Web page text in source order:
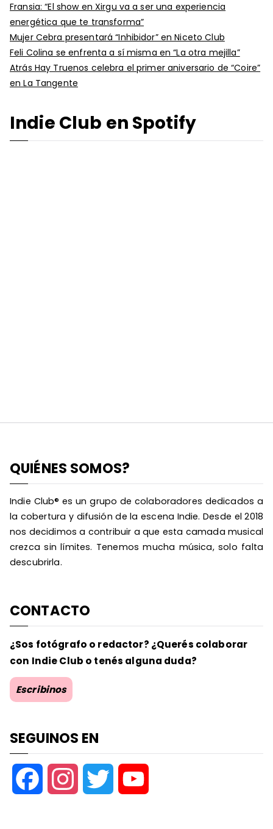
Fransia: “El show en Xirgu va a ser una experiencia
energética que te transforma”
Mujer Cebra presentará “Inhibidor” en Niceto Club
Feli Colina se enfrenta a sí misma en “La otra mejilla”
Atrás Hay Truenos celebra el primer aniversario de “Coire”
en La Tangente
Indie Club en Spotify
QUIÉNES SOMOS?
Indie Club® es un grupo de colaboradores dedicados a
la cobertura y difusión de la escena Indie. Desde el 2018
nos decidimos a contribuir a que esta camada musical
crezca sin límites. Tenemos mucha música, solo falta
descubrirla.
CONTACTO
¿Sos fotógrafo o redactor? ¿Querés colaborar
con Indie Club o tenés alguna duda?
Escribinos
SEGUINOS EN